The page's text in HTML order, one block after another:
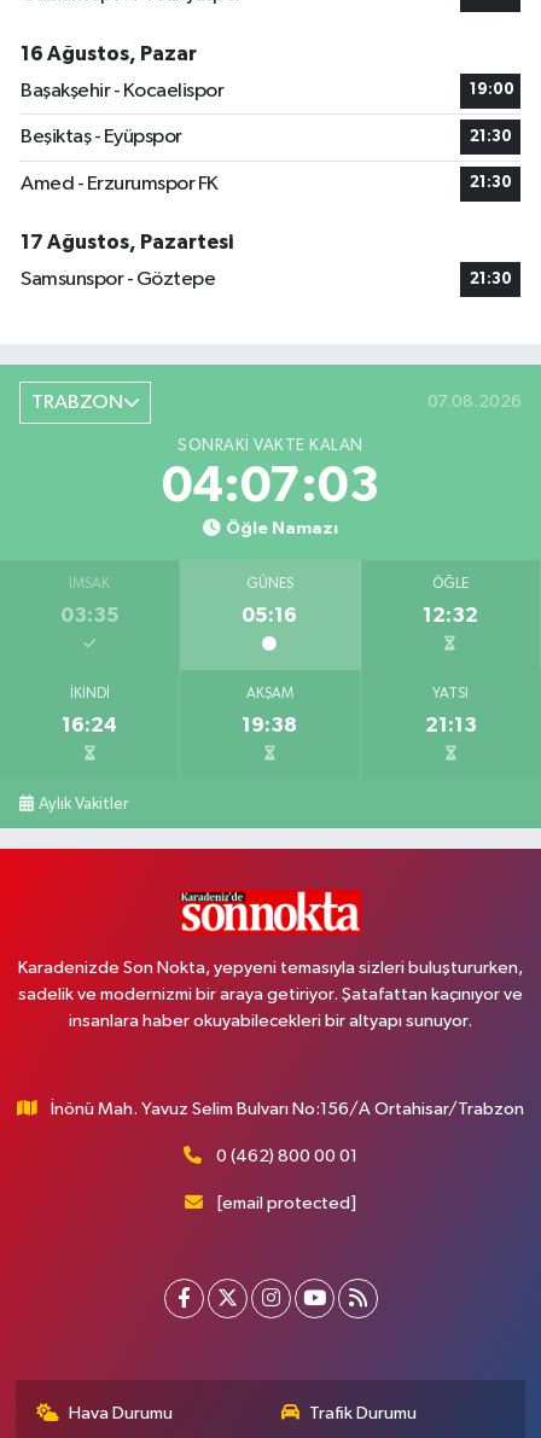
16 Ağustos, Pazar
Başakşehir - Kocaelispor
19:00
Beşiktaş - Eyüpspor 21:30
Amed - Erzurumspor FK 21:30
17 Ağustos, Pazartesi
Samsunspor - Göztepe
21:30
TRABZON 07.08.2026
SONRAKI VAKTE KALAN
04:07:02
Öğle Namazı
İMSAK
03:35
GÜNEŞ
05:16
ÖĞLE
12:32
İKINDI
16:24
AKŞAM
19:38
YATSI
21:13
Aylık Vakitler
Karadenizde Son Nokta, yepyeni temasıyla sizleri buluştururken,
sadelik ve modernizmi bir araya getiriyor. Şatafattan kaçınıyor ve
insanlara haber okuyabilecekleri bir altyapı sunuyor.
İnönü Mah. Yavuz Selim Bulvarı No:156/A Ortahisar/Trabzon
0 (462) 800 00 01
[email protected]
Hava Durumu Trafik Durumu